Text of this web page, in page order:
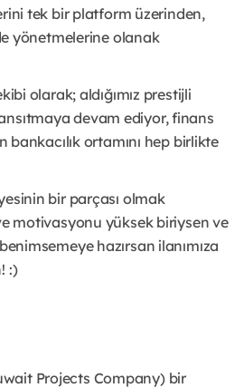
tek bir platform üzerinden,
yönetmelerine olanak
olarak; aldığımız prestijli
devam ediyor, finans
bankacılık ortamını hep birlikte
bir parçası olmak
motivasyonu yüksek biriysen ve
hazırsan ilanımıza
:)
Projects Company) bir